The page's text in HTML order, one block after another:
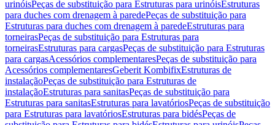
urinóisPeças de substituição para Estruturas para urinóisEstruturas
para duches com drenagem à paredePeças de substituição para
Estruturas para duches com drenagem à paredeEstruturas para
torneirasPeças de substituição para Estruturas para
torneirasEstruturas para cargasPeças de substituição para Estruturas
para cargasAcessórios complementaresPeças de substituição para
Acessórios complementaresGeberit KombifixEstruturas de
instalaçãoPeças de substituição para Estruturas de
instalaçãoEstruturas para sanitasPeças de substituição para
Estruturas para sanitasEstruturas para lavatóriosPeças de substituição
para Estruturas para lavatóriosEstruturas para bidésPeças de